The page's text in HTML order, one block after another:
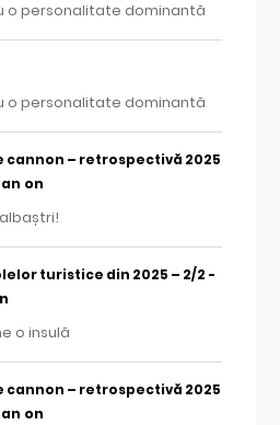
o personalitate dominantă
o personalitate dominantă
cannon – retrospectivă 2025
on
turistice din 2025 – 2/2 -
o insulă
cannon – retrospectivă 2025
on